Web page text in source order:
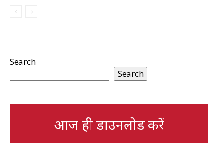
Search
Search
आज ही डाउनलोड करें